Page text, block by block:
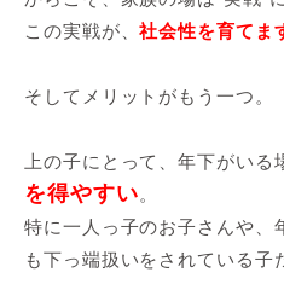
この実戦が、社会性を育てま
そしてメリットがもう一つ。
上の子にとって、年下がいる
を得やすい。
特に一人っ子のお子さんや、
も下っ端扱いをされている子